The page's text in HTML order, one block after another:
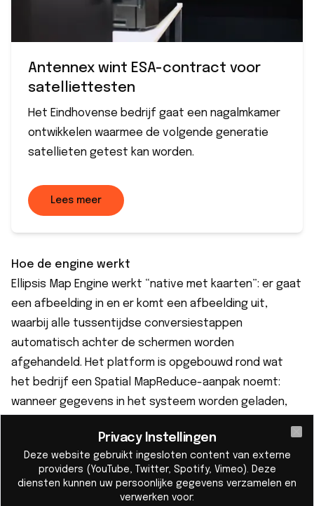
Antennex wint ESA-contract voor
satelliettesten
Het Eindhovense bedrijf gaat een nagalmkamer
ontwikkelen waarmee de volgende generatie
satellieten getest kan worden.
Lees meer
Hoe de engine werkt
Ellipsis Map Engine werkt “native met kaarten”: er gaat
een afbeelding in en er komt een afbeelding uit,
waarbij alle tussentijdse conversiestappen
automatisch achter de schermen worden
afgehandeld. Het platform is opgebouwd rond wat
het bedrijf een Spatial MapReduce-aanpak noemt:
wanneer gegevens in het systeem worden geladen,
een geografisch deel van de dataset — een proces
dat bekendstaat als ruimtelijke sharding. Wanneer een
Python-commando wordt uitgevoerd, verwerkt elk
knooppunt alleen het geografische deel dat het
Privacy Instellingen
Deze website gebruikt ingesloten content van externe
providers (YouTube, Twitter, Spotify, Vimeo). Deze
diensten kunnen uw persoonlijke gegevens verzamelen en
verwerken voor: